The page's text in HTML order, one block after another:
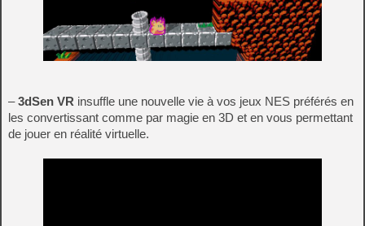
–3dSen VR insuffle une nouvelle vie à vos jeux NES préférés en
les convertissant comme par magie en 3D et en vous permettant
de jouer en réalité virtuelle.